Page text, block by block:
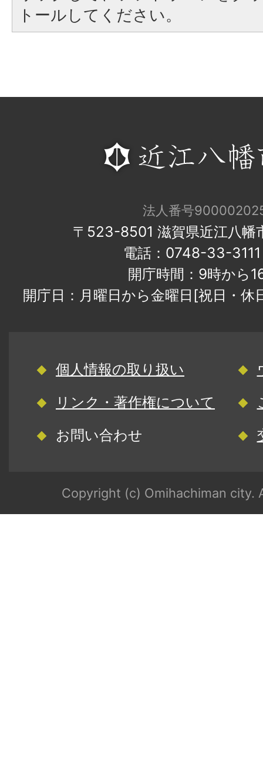
トールしてください。
法人番号
〒523-8501 滋賀県近江八幡
電話：0748-33-
開庁時間：9時から
開庁日：月曜日から金曜日[祝日・
個人情報の取り扱い
リンク・著作権について
お問い合わせ
Copyright (c) Omihachiman city.